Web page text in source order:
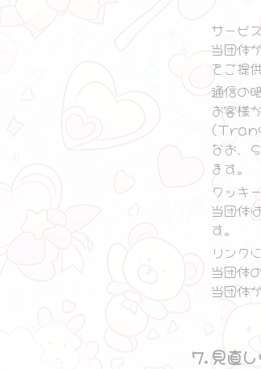
サービ
当団体
をご提
通信の
お客様
なお、
ます。
クッキ
当団体
す。
リンク
当団体
当団体
7.見直し